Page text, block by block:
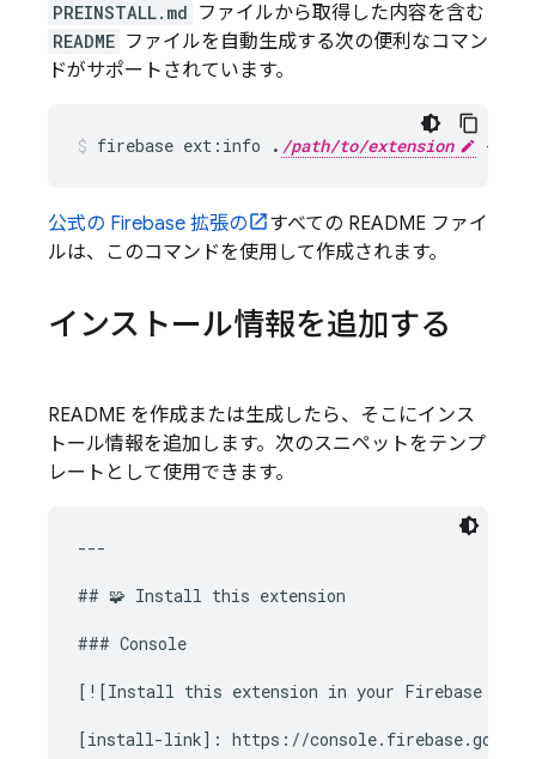
PREINSTALL.md ファイルから取得した内容を含む
README ファイルを自動生成する次の便利なコマン
ドがサポートされています。
firebase ext:info . /path/to/extension --
公式の Firebase 拡張の
すべての README ファイ
ルは、このコマンドを使用して作成されます。
インストール情報を追加する
README を作成または生成したら、そこにインス
トール情報を追加します。次のスニペットをテンプ
レートとして使用できます。
---
## 🧩 Install this extension
### Console
[![Install this extension in your Firebase
[install-link]: https://